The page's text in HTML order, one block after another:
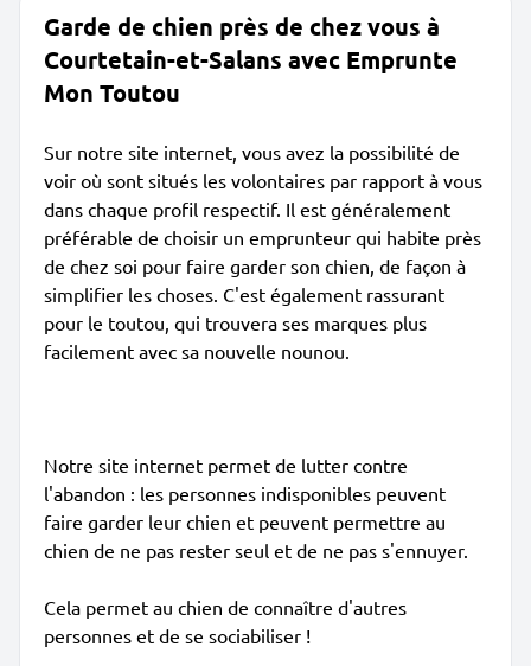
Garde de chien près de chez vous à
Courtetain-et-Salans avec Emprunte
Mon Toutou
Sur notre site internet, vous avez la possibilité de
voir où sont situés les volontaires par rapport à vous
dans chaque profil respectif. Il est généralement
préférable de choisir un emprunteur qui habite près
de chez soi pour faire garder son chien, de façon à
simplifier les choses. C'est également rassurant
pour le toutou, qui trouvera ses marques plus
facilement avec sa nouvelle nounou.
Notre site internet permet de lutter contre
l'abandon : les personnes indisponibles peuvent
faire garder leur chien et peuvent permettre au
chien de ne pas rester seul et de ne pas s'ennuyer.
Cela permet au chien de connaître d'autres
personnes et de se sociabiliser !